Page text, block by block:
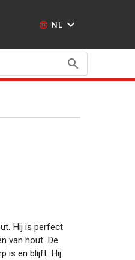
NL
Hij is perfect
van hout. De
is en blijft. Hij